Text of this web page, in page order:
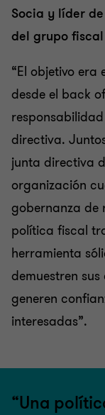
Socia y líder
del grupo fiscal
“El objetivo era
desde el back
directiva.
junta directiva
organización
gobernanza de
política fiscal
herramienta
demuestren
generen
interesadas”.
“Una